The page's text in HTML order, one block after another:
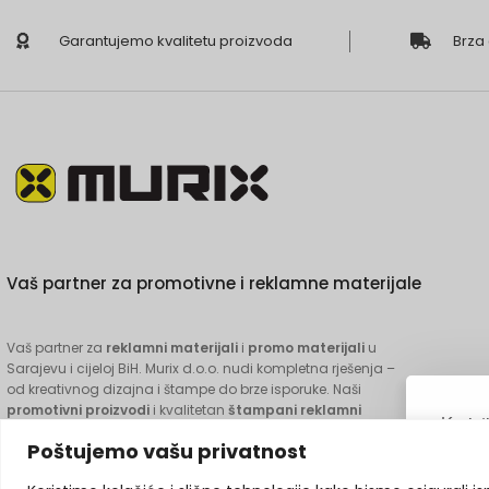
Poštujemo vašu privatnost
Garantujemo kvalitetu proizvoda
Vaš partner za promotivne i reklamne materijale
Vaš partner za reklamni materijali i promo materijali u
Sarajevu i cijeloj BiH. Murix d.o.o. nudi kompletna rješenja –
od kreativnog dizajna i štampe do brze isporuke. Naši
promotivni proizvodi i kvalitetan štampani reklamni
trag. Pouzdano, profesionalno i na vrijeme.